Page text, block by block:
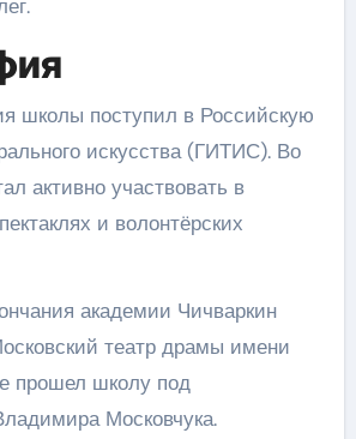
школы поступил в Российскую
искусства (ГИТИС). Во
активно участвовать в
и волонтёрских
академии Чичваркин
театр драмы имени
прошел школу под
Московчука.